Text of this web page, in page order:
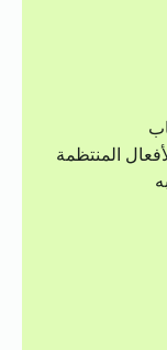
المنتظمة